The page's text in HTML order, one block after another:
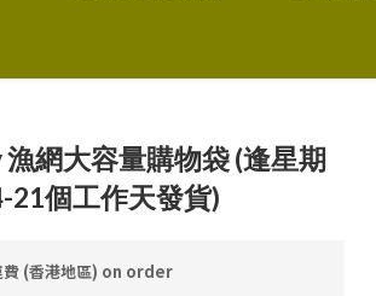
網大容量購物袋 (逢星期
21個工作天發貨)
費 (香港地區) on order